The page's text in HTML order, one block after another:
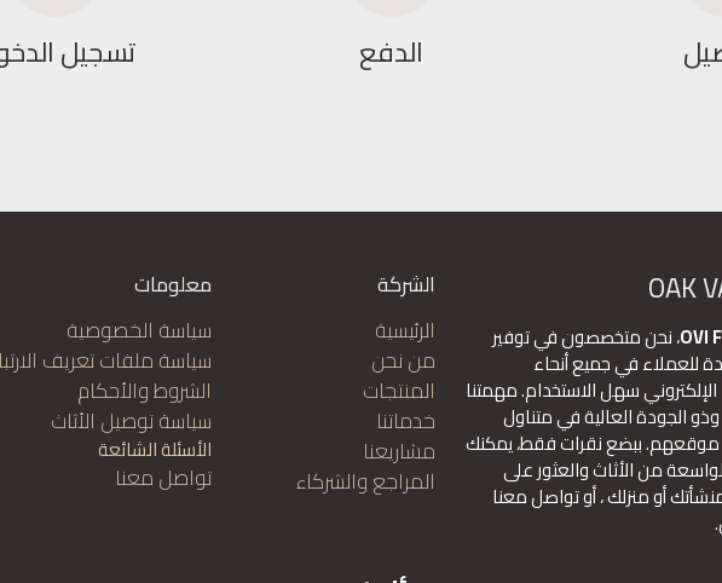
الدفع تسجيل
OAK
OVI، نحن متخصصون في توفير
للعملاء في جميع أنحاء
سهل الاستخدام. مهمتنا
الجودة العالية في متناول
موقعهم. ببضع نقرات فقط، يمكنك
من الأثاث والعثور على
أو منزلك ، أو تواصل معنا
الشركة
الرئيسية
من نحن
المنتجات
خدماتنا
مشاريعنا
المراجع والشركاء
معلومات
سياسة الخصوصية
سياسة ملفات تعريف
الشروط والأحكام
سياسة توصيل الأثاث
الأسئلة الشائعة
تواصل معنا